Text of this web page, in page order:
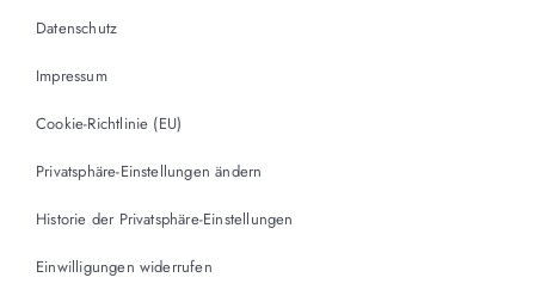
Datenschutz
Impressum
Cookie-Richtlinie (EU)
Privatsphäre-Einstellungen ändern
Historie der Privatsphäre-Einstellungen
Einwilligungen widerrufen